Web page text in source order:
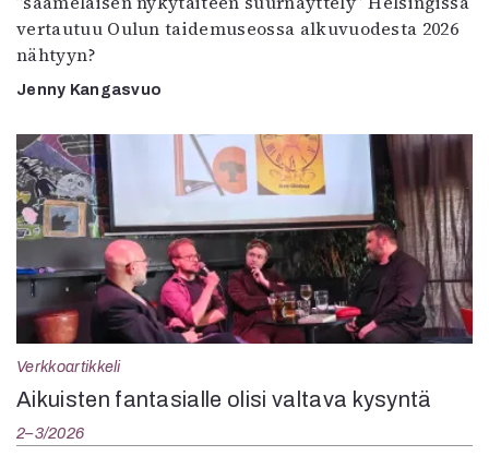
vertautuu Oulun taidemuseossa alkuvuodesta 2026
nähtyyn?
Jenny Kangasvuo
Verkkoartikkeli
Aikuisten fantasialle olisi valtava kysyntä
2–3/2026